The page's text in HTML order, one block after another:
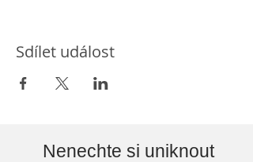
Sdílet událost
Nenechte si uniknout